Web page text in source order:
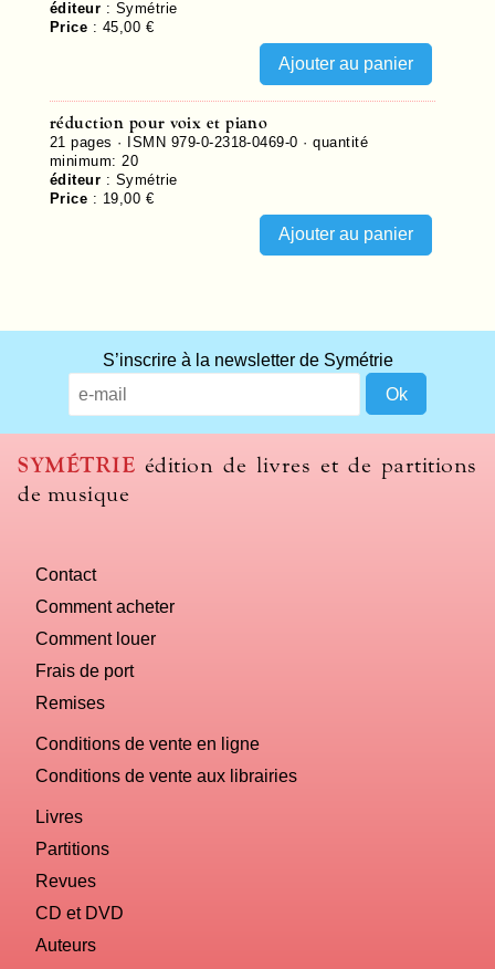
éditeur : Symétrie
Price : 45,00 €
réduction pour voix et piano
21 pages · ISMN 979-0-2318-0469-0 · quantité
minimum: 20
éditeur : Symétrie
Price : 19,00 €
S’inscrire à la newsletter de Symétrie
SYMÉTRIE édition de livres et de partitions
de musique
Contact
Comment acheter
Comment louer
Frais de port
Remises
Conditions de vente en ligne
Conditions de vente aux librairies
Livres
Partitions
Revues
CD et DVD
Auteurs